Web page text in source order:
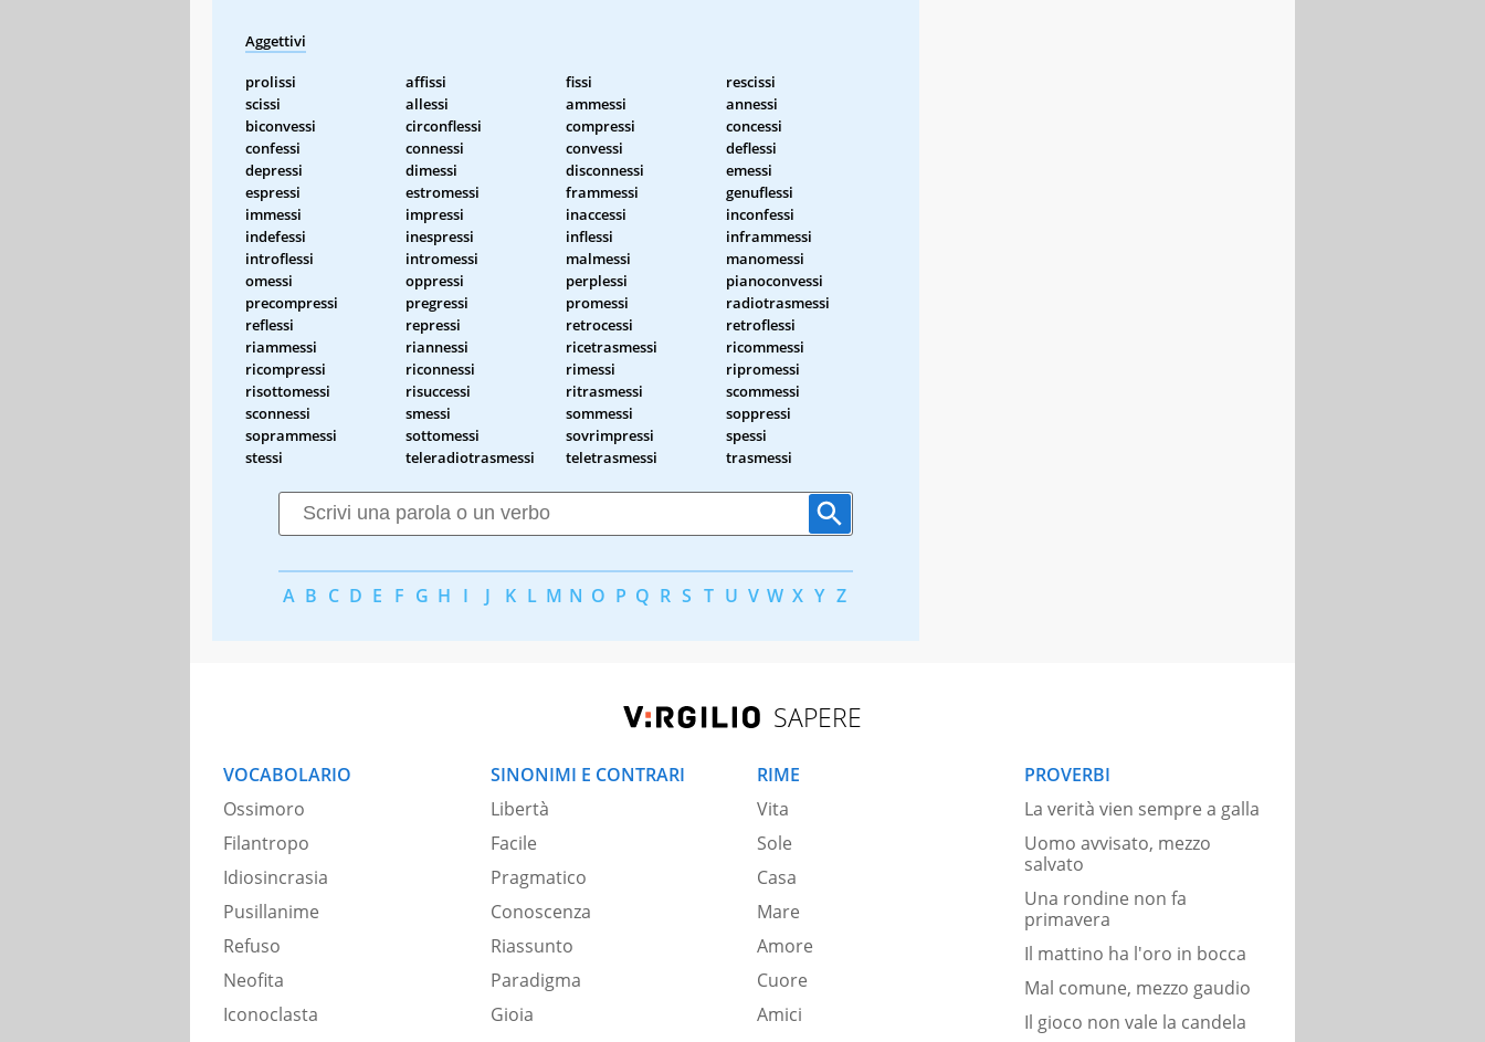
Aggettivi
prolissi affissi fissi
rescissi
scissi
allessi ammessi
annessi
biconvessi
circonflessi compressi
concessi
confessi
connessi convessi
deflessi
depressi
dimessi disconnessi
emessi
espressi
estromessi frammessi
genuflessi
immessi
impressi inaccessi
inconfessi
indefessi
inespressi inflessi
inframmessi
introflessi
intromessi malmessi
manomessi
omessi
oppressi perplessi
pianoconvessi
precompressi
pregressi promessi
radiotrasmessi
reflessi
repressi retrocessi
retroflessi
riammessi
riannessi ricetrasmessi
ricommessi
ricompressi
riconnessi rimessi
ripromessi
risottomessi
risuccessi ritrasmessi
scommessi
sconnessi
smessi sommessi
soppressi
soprammessi
sottomessi sovrimpressi
spessi
stessi
teleradiotrasmessi teletrasmessi trasmessi
A B C D E F G H I J K L M N O P Q R S T U V W X Y Z
SAPERE
VOCABOLARIO
Ossimoro
Filantropo
Idiosincrasia
Pusillanime
Refuso
Neofita
Iconoclasta
SINONIMI E CONTRARI
Libertà
Facile
Pragmatico
Conoscenza
Riassunto
Paradigma
Gioia
RIME
Vita
Sole
Casa
Mare
Amore
Cuore
Amici
PROVERBI
La verità vien sempre a galla
Uomo avvisato, mezzo
salvato
Una rondine non fa
primavera
Il mattino ha l'oro in bocca
Mal comune, mezzo gaudio
Il gioco non vale la candela